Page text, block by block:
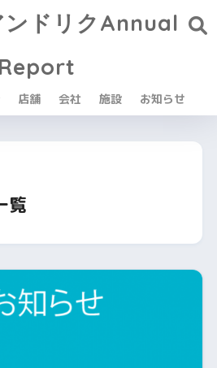
ンドリクAnnual
Report
店舗 会社 施設 お知らせ
覧